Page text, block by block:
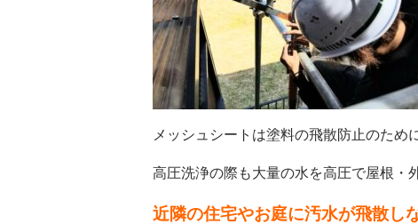
メッシュシートは塗料の飛散防止のため
高圧洗浄の際も大量の水を高圧で屋根・
近隣の住宅やお庭に汚水が飛散し